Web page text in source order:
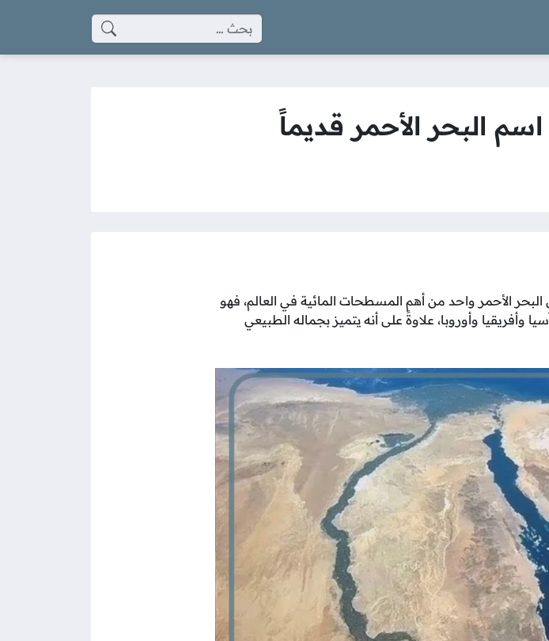
البحث عن:
البحر الأحمر قديماً
الأحمر واحد من أهم المسطحات المائية في العالم، فهو
وأوروبا، علاوةً على أنه يتميز بجماله الطبيعي